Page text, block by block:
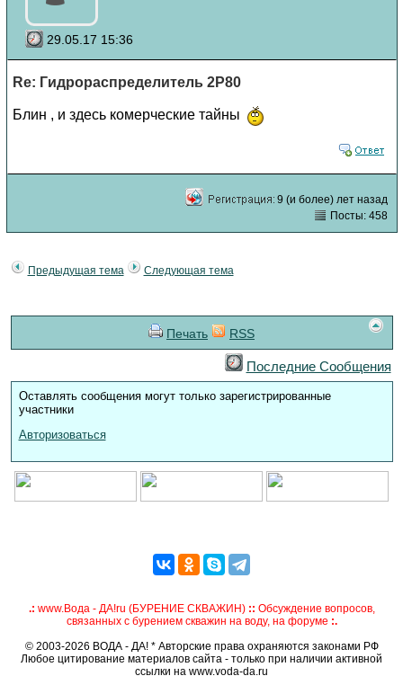
29.05.17 15:36
Re: Гидрораспределитель 2Р80
Блин , и здесь комерческие тайны
9 (и более) лет назад
Посты: 458
Предыдущая тема Следующая тема
Печать RSS
Последние Сообщения
Оставлять сообщения могут только зарегистрированные
участники
Авторизоваться
.: www.Вода - ДА!ru (БУРЕНИЕ СКВАЖИН) :: Обсуждение вопросов,
связанных с бурением скважин на воду, на форуме :.
© 2003-2026 ВОДА - ДА! * Авторские права охраняются законами РФ
Любое цитирование материалов сайта - только при наличии активной
ссылки на www.voda-da.ru